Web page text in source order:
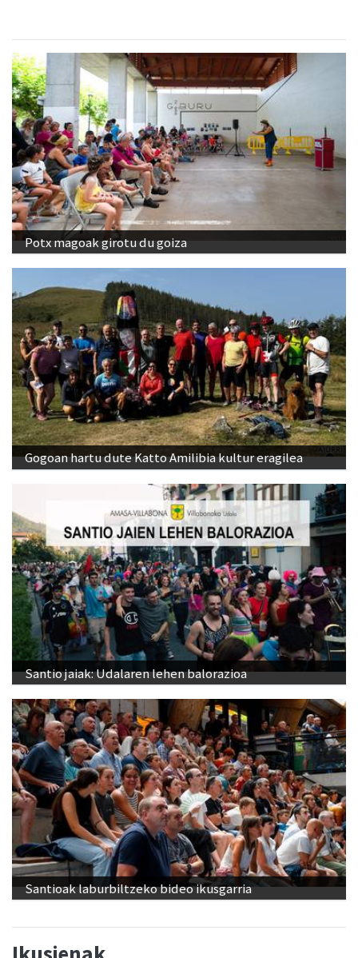
Potx magoak girotu du goiza
Gogoan hartu dute Katto Amilibia kultur eragilea
Santio jaiak: Udalaren lehen balorazioa
Santioak laburbiltzeko bideo ikusgarria